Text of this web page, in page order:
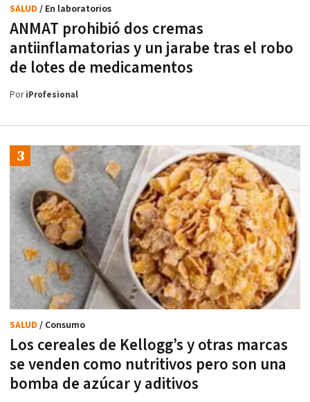
ANMAT prohibió dos cremas
antiinflamatorias y un jarabe tras el robo
de lotes de medicamentos
SALUD / En laboratorios
PoriProfesional
Los cereales de Kellogg’s y otras marcas
se venden como nutritivos pero son una
bomba de azúcar y aditivos
SALUD / Consumo